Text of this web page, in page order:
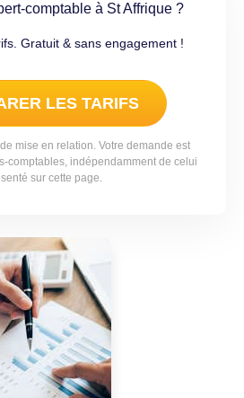
comptable à St Affrique ?
Gratuit & sans engagement !
LES TARIFS
mise en relation. Votre demande est
comptables, indépendamment de celui
sur cette page.